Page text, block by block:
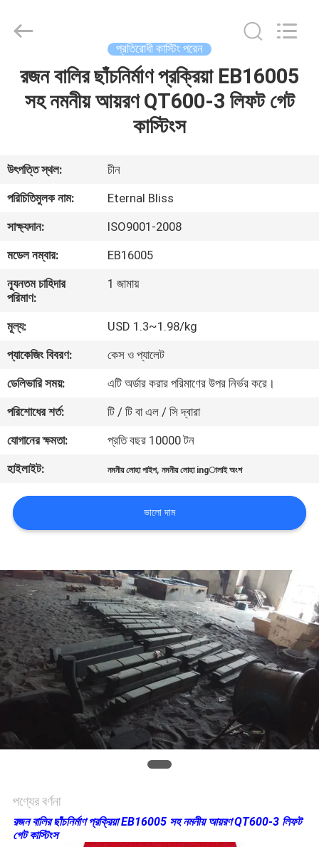
বাড়ি
ভিডিও
সম্পর্কে
কারখানা
মান
নিয়ন্ত্রণ
করুন
খবর
জন্য
আবেদন
সাইট
ম্যাপ
নীতি
Forging
Reserved.
প্রতিরোধী কাস্টিং পরেন
রজন বালির ছাঁচনির্মাণ প্রক্রিয়া EB16005
সহ নমনীয় আয়রণ QT600-3 লিফট গেট
কাস্টিংস
উৎপত্তি স্থল:
চীন
পরিচিতিমুলক নাম:
Eternal Bliss
সাক্ষ্যদান:
ISO9001-2008
মডেল নম্বার:
EB16005
ন্যূনতম চাহিদার
পরিমাণ:
1 জামায়
মূল্য:
USD 1.3~1.98/kg
প্যাকেজিং বিবরণ:
কেস ও প্যালেট
ডেলিভারি সময়:
এটি অর্ডার করার পরিমাণের উপর নির্ভর করে।
পরিশোধের শর্ত:
টি / টি বা এল / সি দ্বারা
যোগানের ক্ষমতা:
প্রতি বছর 10000 টন
হাইলাইট:
নমনীয় লোহা পাইপ,নমনীয় লোহা ingালাই অংশ
ভালো দাম
পণ্যের বর্ণনা
রজন বালির ছাঁচনির্মাণ প্রক্রিয়া EB16005 সহ নমনীয় আয়রণ QT600-3 লিফট
গেট কাস্টিংস